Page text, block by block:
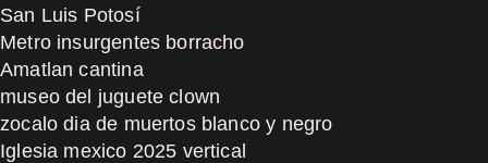
San Luis Potosí
Metro insurgentes borracho
Amatlan cantina
museo del juguete clown
zocalo dia de muertos blanco y negro
Iglesia mexico 2025 vertical